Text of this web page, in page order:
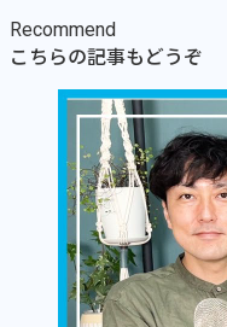
Recommend
こちらの記事もどうぞ